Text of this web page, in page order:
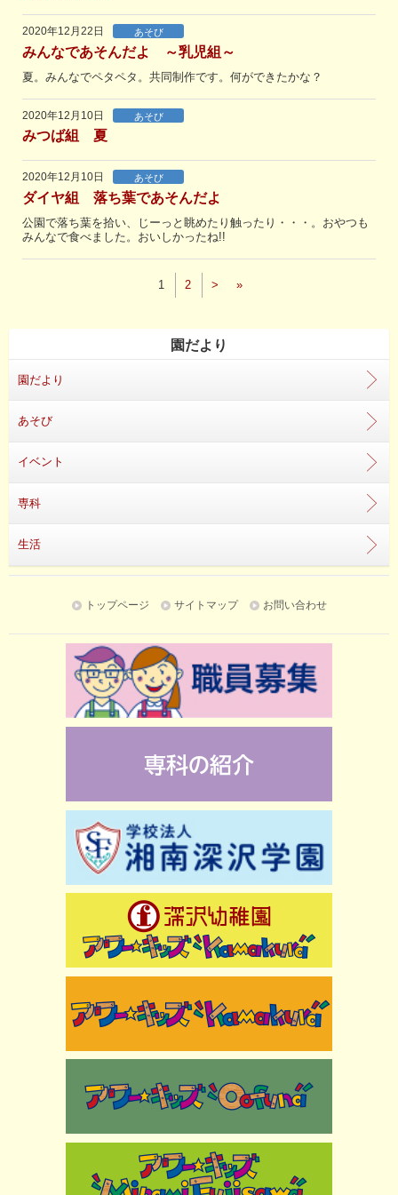
2020年12月22日 あそび
みんなであそんだよ ～乳児組～
夏。みんなでペタペタ。共同制作です。何ができたかな？
2020年12月10日 あそび
みつば組 夏
2020年12月10日 あそび
ダイヤ組 落ち葉であそんだよ
公園で落ち葉を拾い、じーっと眺めたり触ったり・・・。おやつも
みんなで食べました。おいしかったね!!
1 2 > »
園だより
園だより
あそび
イベント
専科
生活
トップページ サイトマップ お問い合わせ